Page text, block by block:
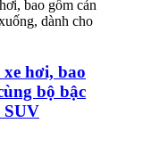
hơi, bao
bộ bậc
SUV